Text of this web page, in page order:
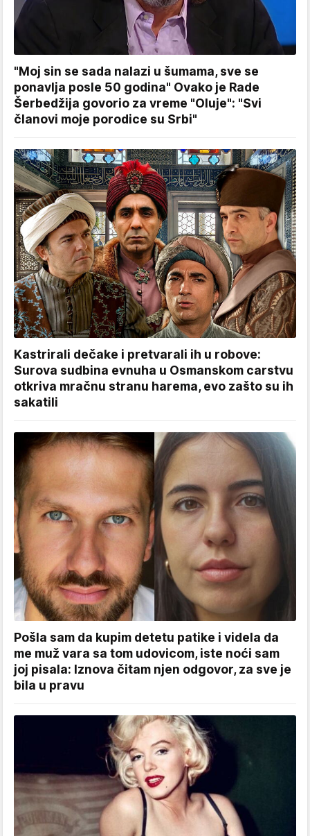
"Moj sin se sada nalazi u šumama, sve se
ponavlja posle 50 godina" Ovako je Rade
Šerbedžija govorio za vreme "Oluje": "Svi
članovi moje porodice su Srbi"
Kastrirali dečake i pretvarali ih u robove:
Surova sudbina evnuha u Osmanskom carstvu
otkriva mračnu stranu harema, evo zašto su ih
sakatili
Pošla sam da kupim detetu patike i videla da
me muž vara sa tom udovicom, iste noći sam
joj pisala: Iznova čitam njen odgovor, za sve je
bila u pravu